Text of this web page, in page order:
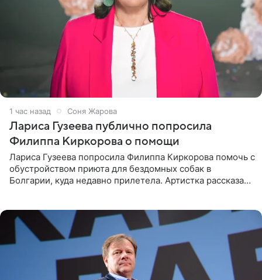
1 час назад Соня Жарова
Лариса Гузеева публично попросила
Филиппа Киркорова о помощи
Лариса Гузеева попросила Филиппа Киркорова помочь с
обустройством приюта для бездомных собак в
Болгарии, куда недавно прилетела. Артистка рассказала